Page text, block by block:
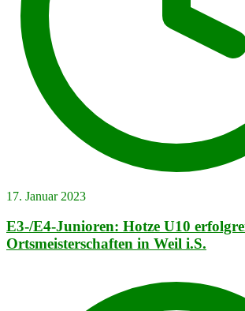
17. Januar 2023
E3-/E4-Junioren: Hotze U10
Ortsmeisterschaften in Weil i.S.